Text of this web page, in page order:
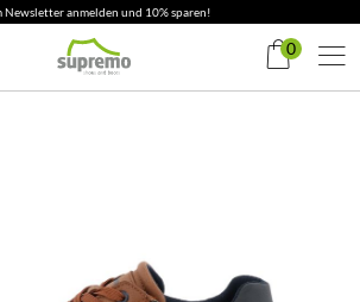
Newsletter anmelden und 10% sparen!
0